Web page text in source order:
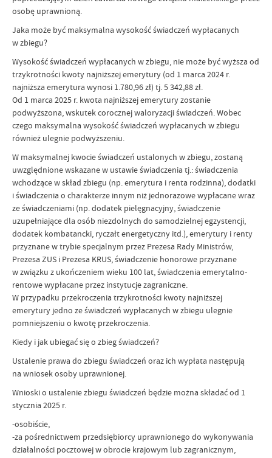
osobę uprawnioną.
Jaka może być maksymalna wysokość świadczeń wypłacanych
w zbiegu?
Wysokość świadczeń wypłacanych w zbiegu, nie może być wyższa od
trzykrotności kwoty najniższej emerytury (od 1 marca 2024 r.
najniższa emerytura wynosi 1.780,96 zł) tj. 5 342,88 zł.
Od 1 marca 2025 r. kwota najniższej emerytury zostanie
podwyższona, wskutek corocznej waloryzacji świadczeń. Wobec
czego maksymalna wysokość świadczeń wypłacanych w zbiegu
również ulegnie podwyższeniu.
W maksymalnej kwocie świadczeń ustalonych w zbiegu, zostaną
uwzględnione wskazane w ustawie świadczenia tj.: świadczenia
wchodzące w skład zbiegu (np. emerytura i renta rodzinna), dodatki
i świadczenia o charakterze innym niż jednorazowe wypłacane wraz
ze świadczeniami (np. dodatek pielęgnacyjny, świadczenie
uzupełniające dla osób niezdolnych do samodzielnej egzystencji,
dodatek kombatancki, ryczałt energetyczny itd.), emerytury i renty
przyznane w trybie specjalnym przez Prezesa Rady Ministrów,
Prezesa ZUS i Prezesa KRUS, świadczenie honorowe przyznane
w związku z ukończeniem wieku 100 lat, świadczenia emerytalno-
rentowe wypłacane przez instytucje zagraniczne.
W przypadku przekroczenia trzykrotności kwoty najniższej
emerytury jedno ze świadczeń wypłacanych w zbiegu ulegnie
pomniejszeniu o kwotę przekroczenia.
Kiedy i jak ubiegać się o zbieg świadczeń?
Ustalenie prawa do zbiegu świadczeń oraz ich wypłata następują
na wniosek osoby uprawnionej.
Wnioski o ustalenie zbiegu świadczeń będzie można składać od 1
stycznia 2025 r.
-osobiście,
-za pośrednictwem przedsiębiorcy uprawnionego do wykonywania
działalności pocztowej w obrocie krajowym lub zagranicznym,